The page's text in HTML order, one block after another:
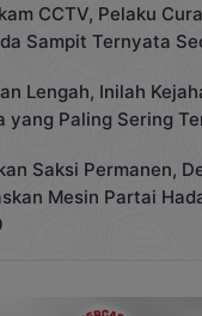
CCTV, Pelaku
Sampit Ternyata
Lengah, Inilah
yang Paling Sering
Saksi Permanen,
Mesin Partai